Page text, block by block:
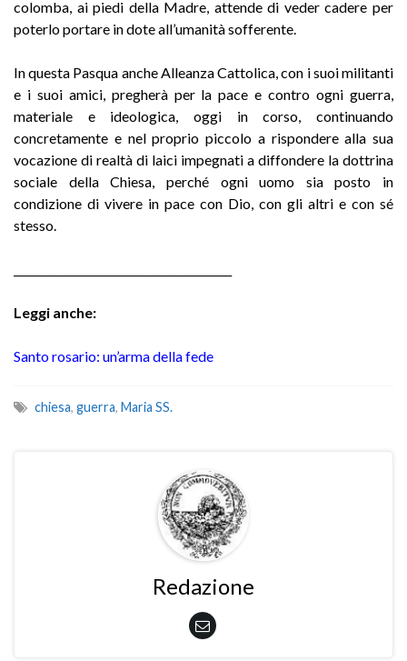
colomba, ai piedi della Madre, attende di veder cadere per
poterlo portare in dote all’umanità sofferente.
In questa Pasqua anche Alleanza Cattolica, con i suoi militanti
e i suoi amici, pregherà per la pace e contro ogni guerra,
materiale e ideologica, oggi in corso, continuando
concretamente e nel proprio piccolo a rispondere alla sua
vocazione di realtà di laici impegnati a diffondere la dottrina
sociale della Chiesa, perché ogni uomo sia posto in
condizione di vivere in pace con Dio, con gli altri e con sé
stesso.
Leggi anche:
Santo rosario: un’arma della fede
chiesa, guerra, Maria SS.
Redazione